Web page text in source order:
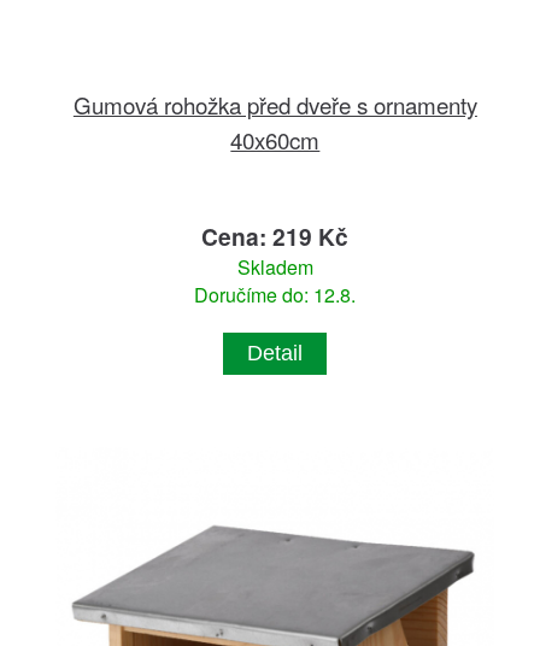
Gumová rohožka před dveře s ornamenty
40x60cm
Cena: 219 Kč
Skladem
Doručíme do: 12.8.
Detail